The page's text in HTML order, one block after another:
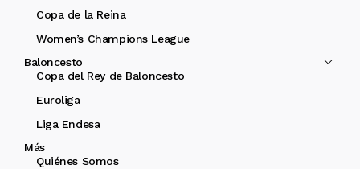
Copa de la Reina
Women’s Champions League
Baloncesto
Copa del Rey de Baloncesto
Euroliga
Liga Endesa
Más
Quiénes Somos